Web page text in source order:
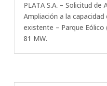
PLATA S.A. – Solicitud de
Ampliación a la
existente – Parque Eólico
81 MW.